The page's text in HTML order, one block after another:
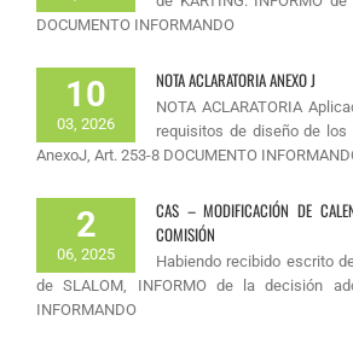
DOCUMENTO INFORMANDO
10
03, 2026
NOTA ACLARATORIA ANEXO J
NOTA ACLARATORIA
requisitos de diseño de
AnexoJ, Art. 253-8 DOCUMENTO
2
06, 2025
CAS – MODIFICACIÓN DE
COMISIÓN
Habiendo recibido escrito
de SLALOM, INFORMO de la decisión
INFORMANDO